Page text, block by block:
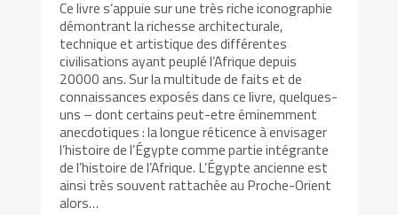
Ce livre s’appuie sur une très riche iconographie
démontrant la richesse architecturale,
technique et artistique des différentes
civilisations ayant peuplé l’Afrique depuis
20000 ans. Sur la multitude de faits et de
connaissances exposés dans ce livre, quelques-
uns – dont certains peut-etre éminemment
anecdotiques : la longue réticence à envisager
l’histoire de l’Égypte comme partie intégrante
de l’histoire de l’Afrique. L’Égypte ancienne est
ainsi très souvent rattachée au Proche-Orient
alors…